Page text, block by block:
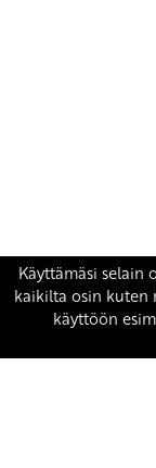
Puh: 045 7834
Sähköposti:skp